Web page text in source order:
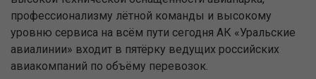
профессионализму лётной команды и высокому
уровню сервиса на всём пути сегодня АК «Уральские
авиалинии» входит в пятёрку ведущих российских
авиакомпаний по объёму перевозок.